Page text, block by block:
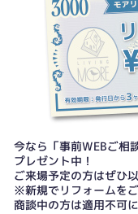
今なら「事前WEBご相
プレゼント中！
ご来場予定の方はぜひ
※新規でリフォームを
商談中の方は適用不可